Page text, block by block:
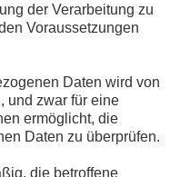
der Verarbeitung zu
Voraussetzungen
Daten wird von
und zwar für eine
ermöglicht, die
Daten zu überprüfen.
die betroffene